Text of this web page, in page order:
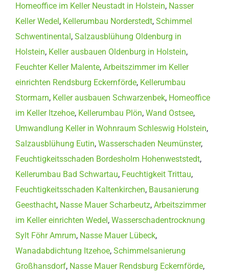
Homeoffice im Keller Neustadt in Holstein, Nasser
Keller Wedel, Kellerumbau Norderstedt, Schimmel
Schwentinental, Salzausblühung Oldenburg in
Holstein, Keller ausbauen Oldenburg in Holstein,
Feuchter Keller Malente, Arbeitszimmer im Keller
einrichten Rendsburg Eckernförde, Kellerumbau
Stormarn, Keller ausbauen Schwarzenbek, Homeoffice
im Keller Itzehoe, Kellerumbau Plön, Wand Ostsee,
Umwandlung Keller in Wohnraum Schleswig Holstein,
Salzausblühung Eutin, Wasserschaden Neumünster,
Feuchtigkeitsschaden Bordesholm Hohenweststedt,
Kellerumbau Bad Schwartau, Feuchtigkeit Trittau,
Feuchtigkeitsschaden Kaltenkirchen, Bausanierung
Geesthacht, Nasse Mauer Scharbeutz, Arbeitszimmer
im Keller einrichten Wedel, Wasserschadentrocknung
Sylt Föhr Amrum, Nasse Mauer Lübeck,
Wanadabdichtung Itzehoe, Schimmelsanierung
Großhansdorf, Nasse Mauer Rendsburg Eckernförde,